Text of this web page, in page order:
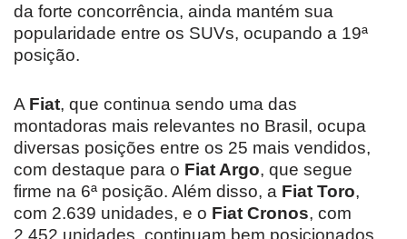
da forte concorrência, ainda mantém sua
popularidade entre os SUVs, ocupando a 19ª
posição.
A Fiat, que continua sendo uma das
montadoras mais relevantes no Brasil, ocupa
diversas posições entre os 25 mais vendidos,
com destaque para o Fiat Argo, que segue
firme na 6ª posição. Além disso, a Fiat Toro,
com 2.639 unidades, e o Fiat Cronos, com
2.452 unidades, continuam bem posicionados,